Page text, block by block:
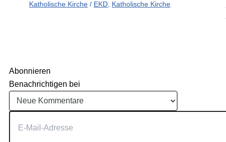
Katholische Kirche / EKD Katholische Kirche
Abonnieren
Benachrichtigen bei